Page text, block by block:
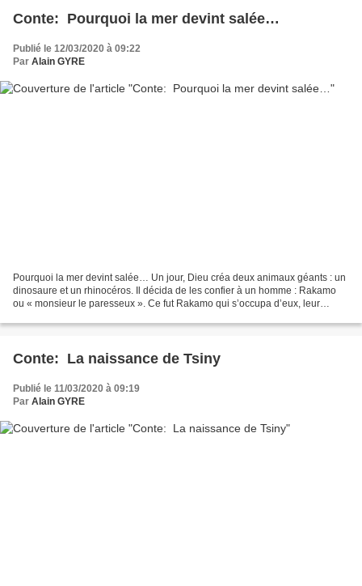
Conte: Pourquoi la mer devint salée…
Publié le 12/03/2020 à 09:22
Par Alain GYRE
Pourquoi la mer devint salée… Un jour, Dieu créa deux animaux géants : un
dinosaure et un rhinocéros. Il décida de les confier à un homme : Rakamo
ou « monsieur le paresseux ». Ce fut Rakamo qui s’occupa d’eux, leur
Conte: La naissance de Tsiny
Publié le 11/03/2020 à 09:19
Par Alain GYRE